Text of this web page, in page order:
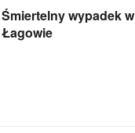
Śmiertelny wypadek w
Łagowie